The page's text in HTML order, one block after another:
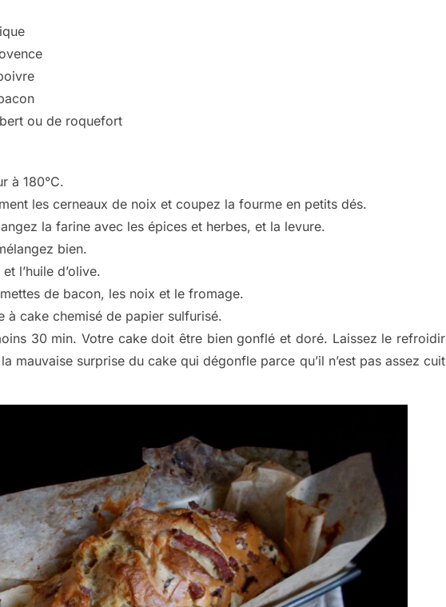
ou de roquefort
à 180°C.
les cerneaux de noix et coupez la fourme en petits dés.
la farine avec les épices et herbes, et la levure.
bien.
l’huile d’olive.
de bacon, les noix et le fromage.
à cake chemisé de papier sulfurisé.
30 min. Votre cake doit être bien gonflé et doré. Laissez le refroidir
mauvaise surprise du cake qui dégonfle parce qu’il n’est pas assez cuit